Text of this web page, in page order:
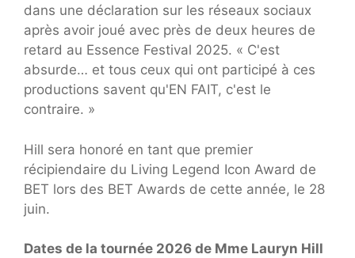
dans une déclaration sur les réseaux sociaux
après avoir joué avec près de deux heures de
retard au Essence Festival 2025. « C'est
absurde… et tous ceux qui ont participé à ces
productions savent qu'EN FAIT, c'est le
contraire. »
Hill sera honoré en tant que premier
récipiendaire du Living Legend Icon Award de
BET lors des BET Awards de cette année, le 28
juin.
Dates de la tournée 2026 de Mme Lauryn Hill